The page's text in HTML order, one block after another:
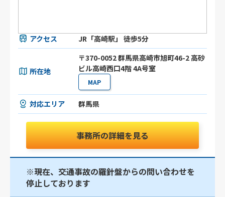
アクセス JR「高崎駅」 徒歩5分
所在地
〒370-0052 群馬県高崎市旭町46-2 高砂
ビル高崎西口4階 4A号室
MAP
対応エリア 群馬県
事務所の詳細を見る
※現在、交通事故の羅針盤からの問い合わせを
停止しております